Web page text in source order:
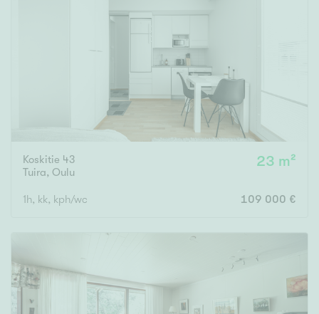
Koskitie 43
Tuira, Oulu
23 m²
1h, kk, kph/wc 109 000 €